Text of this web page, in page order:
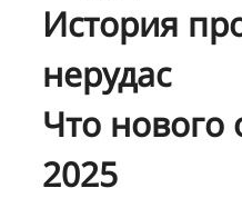
История
нерудас
Что нового
2025